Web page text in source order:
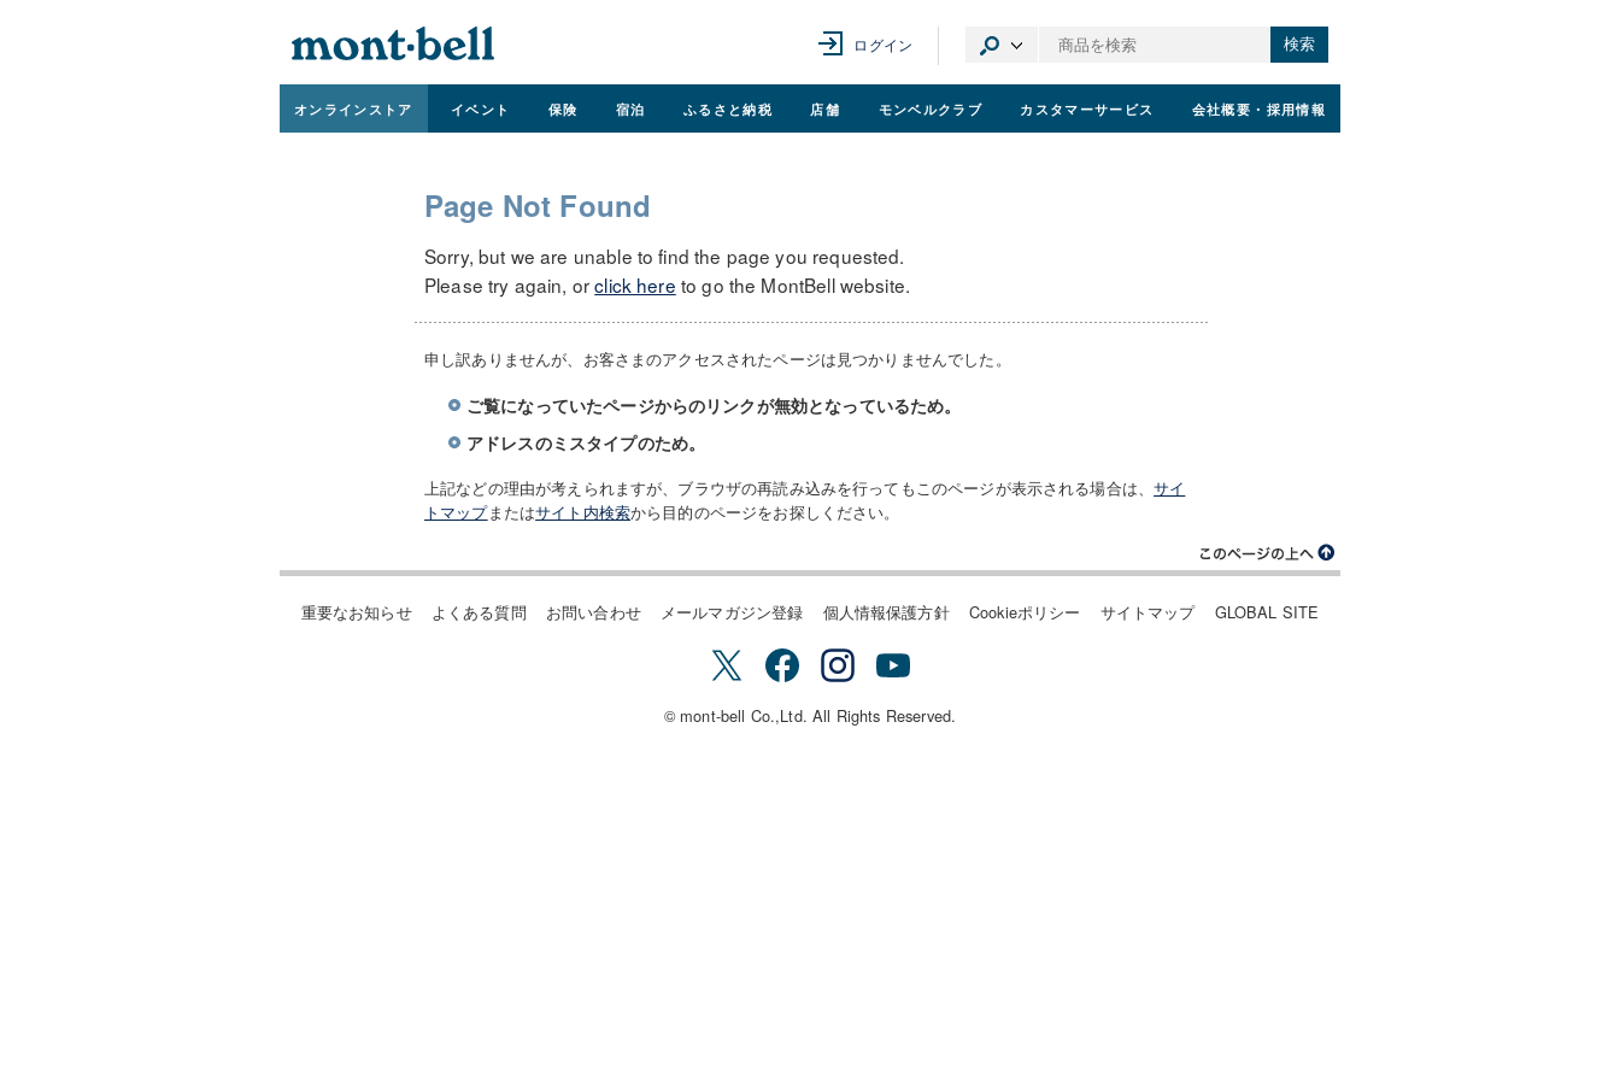
ログイン 検索
オンラインストア イベント 保険 宿泊 ふるさと納税 店舗 モンベルクラブ カスタマーサービス 会社概要 ・採用情報
Page Not Found
Sorry, but we are unable to find the page you requested.
Please try again, orclick here to go the MontBell website.
申し訳ありませんが、お客さまのアクセスされたページは見つかりませんでした。
ご覧になっていたページからのリンクが無効となっているため。
アドレスのミスタイプのため。
上記などの理由が考えられますが、ブラウザの再読み込みを行ってもこのページが表示される場合は、サイ
トマップまたはサイト内検索から目的のページをお探しください。
重要なお知らせ よくある質問 お問い合わせ メールマガジン登録 個人情報保護方針 Cookieポリシー サイトマップ GLOBAL SITE
© mont-bell Co.,Ltd. All Rights Reserved.